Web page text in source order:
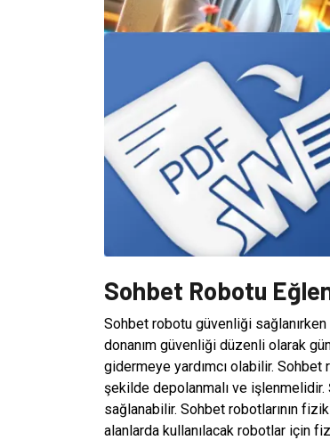
Sohbet Robotu
Sohbet robotu güvenliği sağlanırken
donanım güvenliği düzenli olarak
gidermeye yardımcı olabilir. Sohbet
şekilde depolanmalı ve
sağlanabilir. Sohbet robotlarının
alanlarda kullanılacak robotlar için